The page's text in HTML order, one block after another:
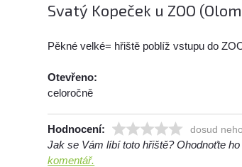
Svatý Kopeček u ZOO
Pěkné velké= hřiště poblíž vstupu do
Otevřeno:
celoročně
Hodnocení: dosud
Jak se Vám líbí toto hřiště? Ohodnoťte
komentář.